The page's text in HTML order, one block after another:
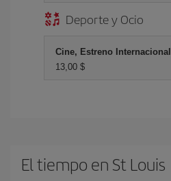
Deporte y Ocio
Cine, Estreno
13,00 $
El tiempo en St Louis